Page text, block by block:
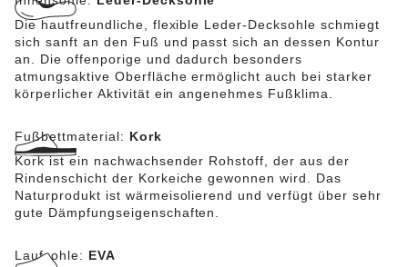
Die hautfreundliche, flexible Leder-Decksohle schmiegt
sich sanft an den Fuß und passt sich an dessen Kontur
an. Die offenporige und dadurch besonders
atmungsaktive Oberfläche ermöglicht auch bei starker
körperlicher Aktivität ein angenehmes Fußklima.
Fußbettmaterial: Kork
Kork ist ein nachwachsender Rohstoff, der aus der
Rindenschicht der Korkeiche gewonnen wird. Das
Naturprodukt ist wärmeisolierend und verfügt über sehr
gute Dämpfungseigenschaften.
Laufsohle: EVA